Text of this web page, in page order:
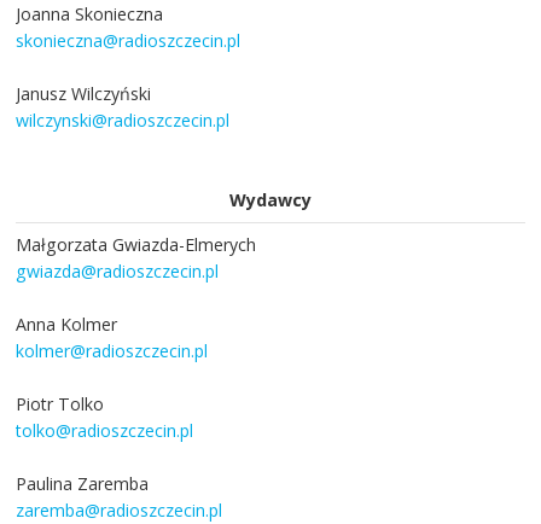
Joanna Skonieczna
skonieczna@radioszczecin.pl
Janusz Wilczyński
wilczynski@radioszczecin.pl
Wydawcy
Małgorzata Gwiazda-Elmerych
gwiazda@radioszczecin.pl
Anna Kolmer
kolmer@radioszczecin.pl
Piotr Tolko
tolko@radioszczecin.pl
Paulina Zaremba
zaremba@radioszczecin.pl